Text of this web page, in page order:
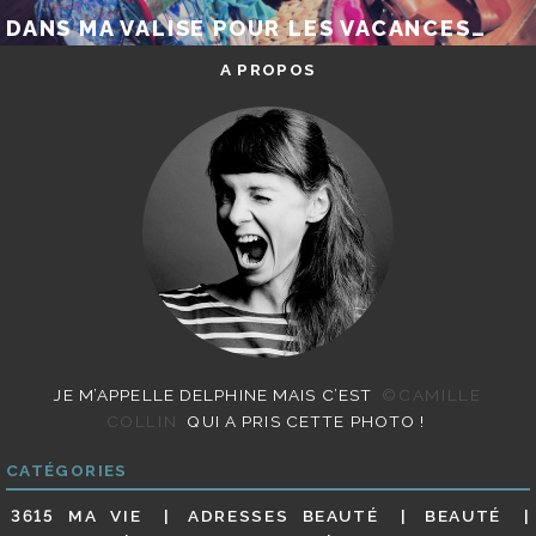
DANS MA VALISE POUR LES VACANCES…
A PROPOS
JE M’APPELLE DELPHINE MAIS C’EST
©CAMILLE
COLLIN
QUI A PRIS CETTE PHOTO !
CATÉGORIES
3615 MA VIE ADRESSES BEAUTÉ
BEAUTÉ